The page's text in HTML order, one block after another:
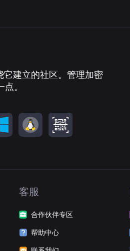
它建立的社区。管理加密
。
客服
合作伙伴专区
帮助中心